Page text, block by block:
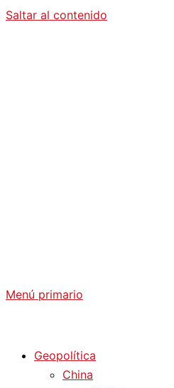
Saltar al contenido
Menú primario
Geopolítica
China